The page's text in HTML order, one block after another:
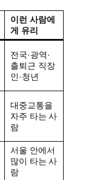
이런 사람에
게 유리
전국·광역·
출퇴근 직장
인·청년
대중교통을
자주 타는 사
람
서울 안에서
많이 타는 사
람